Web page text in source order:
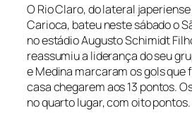
O Rio Claro, do lateral
Carioca, bateu neste sábado o
no estádio Augusto Schimidt
reassumiu a liderança do seu
e Medina marcaram os gols que
casa chegarem aos 13 pontos.
no quarto lugar, com oito pontos.